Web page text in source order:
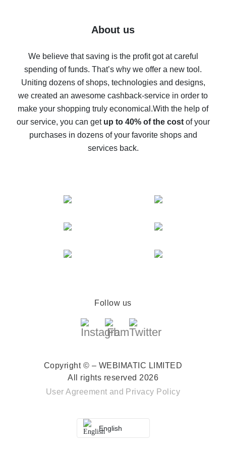
Five ways to get the most cash back on AliExpress
back
10% cash back on AliExpress - the impossible is
possible
The best cash back on AliExpress - how to find it
The best cash back service for AliExpress - let's
compare offers
About us
We believe that saving is the profit got at careful
spending of funds. That’s why we offer a new tool.
Uniting dozens of shops, technologies and designs,
we created an awesome cashback-service in order to
make your shopping truly economical.With the help of
our service, you can get up to 40% of the costof your
purchases in dozens of your favorite shops and
services back.
Follow us
Copyright © – WEBIMATIC LIMITED
All rights reserved 2026
User Agreement and Privacy Policy
English